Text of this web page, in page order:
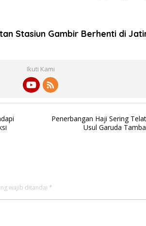
Stasiun Gambir Berhenti di
Ikuti Kami
Penerbangan Haji Sering
Usul Garuda
wajib ditandai *